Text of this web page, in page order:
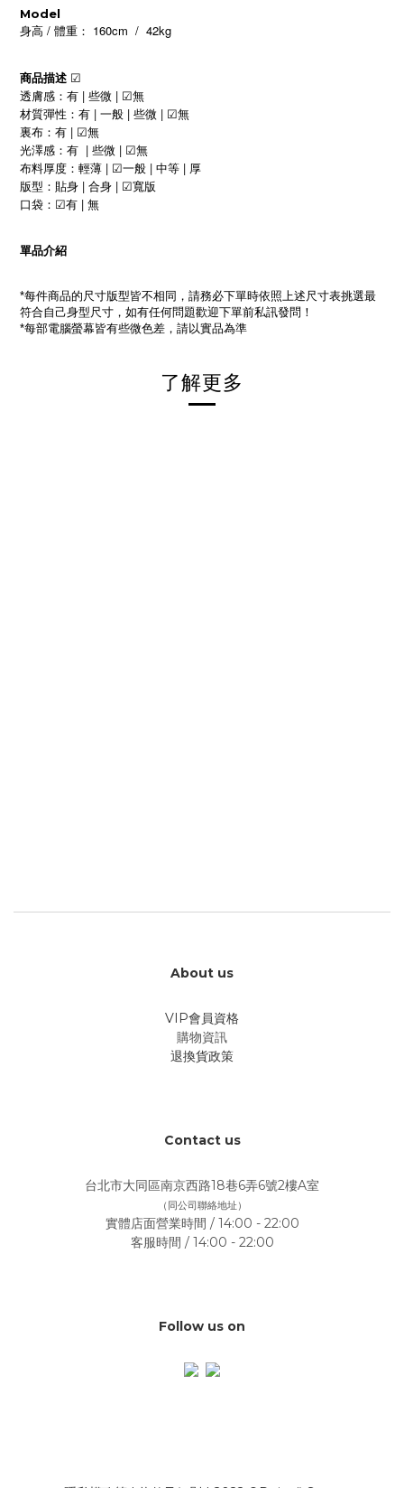
Model
身高 / 體重： 160cm / 42kg
商品描述 ☑
透膚感：有 | 些微 | ☑無
材質彈性：有 | 一般 | 些微 | ☑無
裏布：有 | ☑無
光澤感：有 | 些微 | ☑無
布料厚度： 輕薄 | ☑一般 | 中等 | 厚
版型：貼身 | 合身 | ☑寬版
口袋： ☑有 | 無
單品介紹
*每件商品的尺寸版型皆不相同，請務必下單時依照上述尺寸表挑選最
符合自己身型尺寸，如有任何問題歡迎下單前私訊發問！
*每部電腦螢幕皆有些微色差，請以實品為準
了解更多
About us
VIP會員資格
購物資訊
退換貨政策
Contact us
台北市大同區南京西路18巷6弄6號2樓A室
（同公司聯絡地址）
實體店面營業時間 / 14:00 - 22:00
客服時間 / 14:00 - 22:00
Follow us on